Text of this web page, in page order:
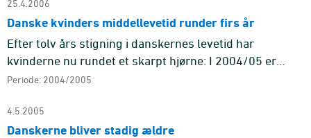
25.4.2006
Danske kvinders middellevetid runder firs år
Efter tolv års stigning i danskernes levetid har
kvinderne nu rundet et skarpt hjørne: I 2004/05 er
middellevetiden for kvinder 80,2 år. På et år er den
Periode: 2004/2005
4.5.2005
Danskerne bliver stadig ældre